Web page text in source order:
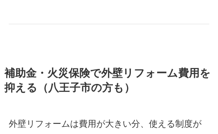
補助金・火災保険で外壁リフォーム費用を
抑える（八王子市の方も）
外壁リフォームは費用が大きい分、使える制度が